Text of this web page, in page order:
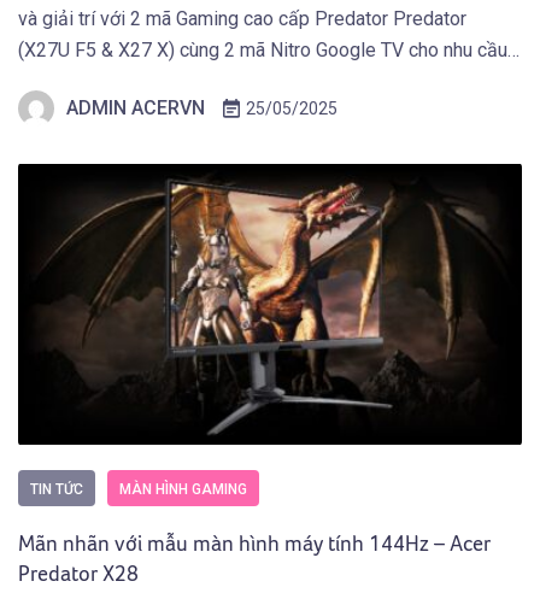
và giải trí với 2 mã Gaming cao cấp Predator Predator
(X27U F5 & X27 X) cùng 2 mã Nitro Google TV cho nhu cầu
ADMIN ACERVN
25/05/2025
TIN TỨC MÀN HÌNH GAMING
Mãn nhãn với mẫu màn hình máy tính 144Hz – Acer
Predator X28